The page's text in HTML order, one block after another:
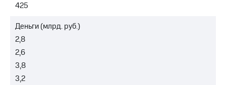
и
аудит
425
Деньги (млрд. руб.)
2,8
2,6
3,8
3,2